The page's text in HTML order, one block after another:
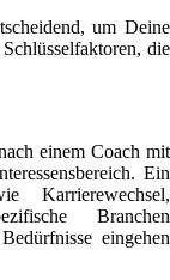
um Deine
die
einem Coach mit
Ein
Branchen
eingehen